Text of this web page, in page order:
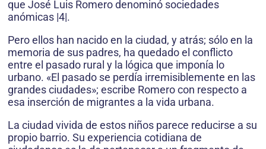
que José Luis Romero denominó sociedades
anómicas |4|.
Pero ellos han nacido en la ciudad, y atrás; sólo en la
memoria de sus padres, ha quedado el conflicto
entre el pasado rural y la lógica que imponía lo
urbano. «El pasado se perdía irremisiblemente en las
grandes ciudades»; escribe Romero con respecto a
esa inserción de migrantes a la vida urbana.
La ciudad vivida de estos niños parece reducirse a su
propio barrio. Su experiencia cotidiana de